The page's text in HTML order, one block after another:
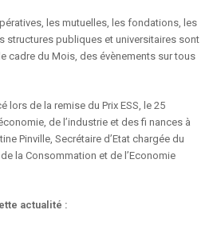
les mutuelles, les fondations, les
structures publiques et universitaires sont
cadre du Mois, des évènements sur tous
lors de la remise du Prix ESS, le 25
de l’industrie et des fi nances à
Pinville, Secrétaire d’Etat chargée du
la Consommation et de l’Economie
actualité :